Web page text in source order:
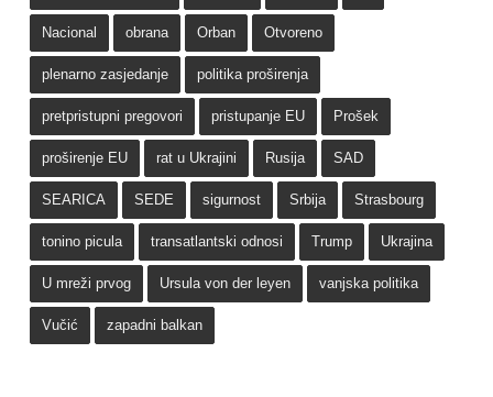
Nacional obrana Orban Otvoreno
plenarno zasjedanje politika proširenja
pretpristupni pregovori pristupanje EU Prošek
proširenje EU rat u Ukrajini Rusija SAD
SEARICA SEDE sigurnost Srbija Strasbourg
tonino picula transatlantski odnosi Trump Ukrajina
U mreži prvog Ursula von der leyen vanjska politika
Vučić zapadni balkan